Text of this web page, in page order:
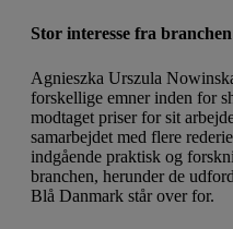
Stor interesse fra branchen
Agnieszka Urszula
forskellige emner inden for
modtaget priser for sit
samarbejdet med flere
indgående praktisk og
branchen, herunder de
Blå Danmark står over for.